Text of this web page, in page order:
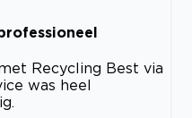
Recycling Best via
was heel